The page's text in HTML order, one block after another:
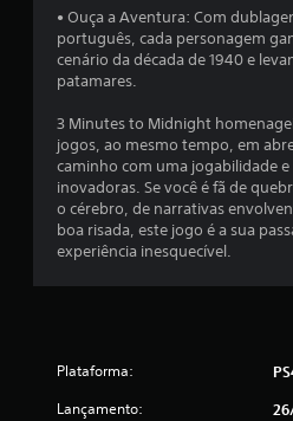
c
ê
p
o
e
j
o
g
a
r
o
e
a
i
b
i
l
t
a
m
v
o
l
t
o
g
• Ouça a Aventura: Com
português, cada personagem
cenário da década de 1940 e
patamares.
3 Minutes to Midnight
jogos, ao mesmo tempo, em
caminho com uma jogabilidade
inovadoras. Se você é fã de
o cérebro, de narrativas
boa risada, este jogo é a sua
experiência inesquecível.
Plataforma:
Lançamento: